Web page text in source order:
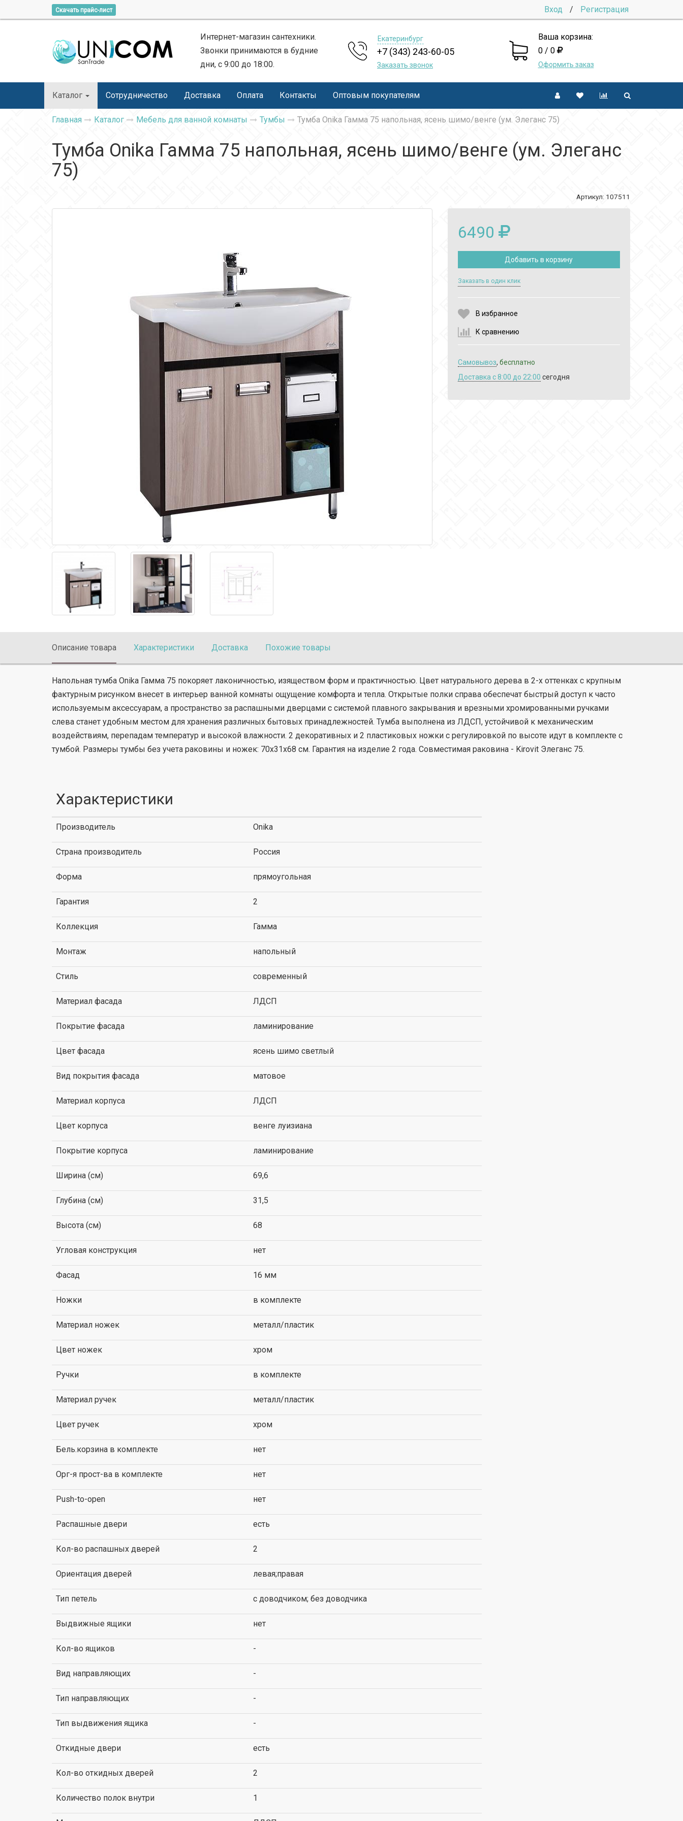
Скачать прайс-лист Вход / Регистрация
Интернет-магазин сантехники.
Звонки принимаются в будние
дни, с 9:00 до 18:00.
Екатеринбург
+7 (343) 243-60-05
Заказать звонок
Ваша корзина:
0 / 0
Оформить заказ
Каталог Сотрудничество Доставка Оплата Контакты Оптовым покупателям
Главная Каталог Мебель для ванной комнаты Тумбы Тумба Onika Гамма 75 напольная, ясень шимо/венге (ум. Элеганс 75)
Тумба Onika Гамма 75 напольная, ясень шимо/венге (ум. Элеганс
75)
Артикул: 107511
6490
Добавить в корзину
Заказать в один клик
В избранное
К сравнению
Самовывоз, бесплатно
Доставка c 8:00 до 22:00 сегодня
Описание товара Характеристики Доставка Похожие товары
Напольная тумба Onika Гамма 75 покоряет лаконичностью, изяществом форм и практичностью. Цвет натурального дерева в 2-х оттенках с крупным
фактурным рисунком внесет в интерьер ванной комнаты ощущение комфорта и тепла. Открытые полки справа обеспечат быстрый доступ к часто
используемым аксессуарам, а пространство за распашными дверцами с системой плавного закрывания и врезными хромированными ручками
слева станет удобным местом для хранения различных бытовых принадлежностей. Тумба выполнена из ЛДСП, устойчивой к механическим
воздействиям, перепадам температур и высокой влажности. 2 декоративных и 2 пластиковых ножки с регулировкой по высоте идут в комплекте с
тумбой. Размеры тумбы без учета раковины и ножек: 70х31x68 см. Гарантия на изделие 2 года. Совместимая раковина - Kirovit Элеганс 75.
Характеристики
Производитель Onika
Страна производитель Россия
Форма прямоугольная
Гарантия 2
Коллекция Гамма
Монтаж напольный
Стиль современный
Материал фасада ЛДСП
Покрытие фасада ламинирование
Цвет фасада ясень шимо светлый
Вид покрытия фасада матовое
Материал корпуса ЛДСП
Цвет корпуса венге луизиана
Покрытие корпуса ламинирование
Ширина (см) 69,6
Глубина (см) 31,5
Высота (см) 68
Угловая конструкция нет
Фасад 16 мм
Ножки в комплекте
Материал ножек металл/пластик
Цвет ножек хром
Ручки в комплекте
Материал ручек металл/пластик
Цвет ручек хром
Бель.корзина в комплекте нет
Орг-я прост-ва в комплекте нет
Push-to-open нет
Распашные двери есть
Кол-во распашных дверей 2
Ориентация дверей левая;правая
Тип петель с доводчиком; без доводчика
Выдвижные ящики нет
Кол-во ящиков -
Вид направляющих -
Тип направляющих -
Тип выдвижения ящика -
Откидные двери есть
Кол-во откидных дверей 2
Количество полок внутри 1